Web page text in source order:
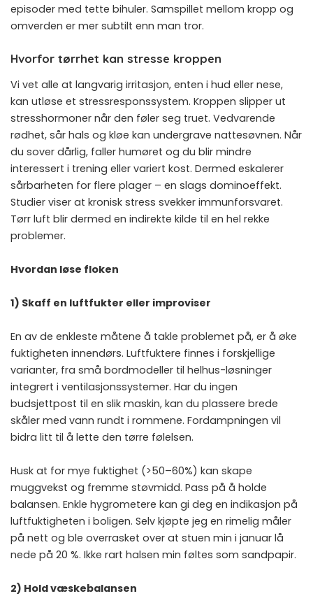
episoder med tette bihuler. Samspillet mellom kropp og
omverden er mer subtilt enn man tror.
Hvorfor tørrhet kan stresse kroppen
Vi vet alle at langvarig irritasjon, enten i hud eller nese,
kan utløse et stressresponssystem. Kroppen slipper ut
stresshormoner når den føler seg truet. Vedvarende
rødhet, sår hals og kløe kan undergrave nattesøvnen. Når
du sover dårlig, faller humøret og du blir mindre
interessert i trening eller variert kost. Dermed eskalerer
sårbarheten for flere plager – en slags dominoeffekt.
Studier viser at kronisk stress svekker immunforsvaret.
Tørr luft blir dermed en indirekte kilde til en hel rekke
problemer.
Hvordan løse floken
1) Skaff en luftfukter eller improviser
En av de enkleste måtene å takle problemet på, er å øke
fuktigheten innendørs. Luftfuktere finnes i forskjellige
varianter, fra små bordmodeller til helhus-løsninger
integrert i ventilasjonssystemer. Har du ingen
budsjettpost til en slik maskin, kan du plassere brede
skåler med vann rundt i rommene. Fordampningen vil
bidra litt til å lette den tørre følelsen.
Husk at for mye fuktighet (>50–60%) kan skape
muggvekst og fremme støvmidd. Pass på å holde
balansen. Enkle hygrometere kan gi deg en indikasjon på
luftfuktigheten i boligen. Selv kjøpte jeg en rimelig måler
på nett og ble overrasket over at stuen min i januar lå
nede på 20 %. Ikke rart halsen min føltes som sandpapir.
2) Hold væskebalansen